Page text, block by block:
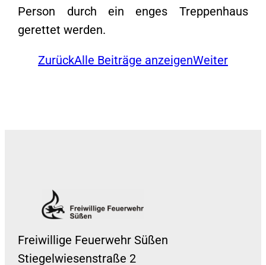
Person durch ein enges Treppenhaus
gerettet werden.
ZurückAlle Beiträge anzeigenWeiter
Freiwillige Feuerwehr Süßen
Stiegelwiesenstraße 2